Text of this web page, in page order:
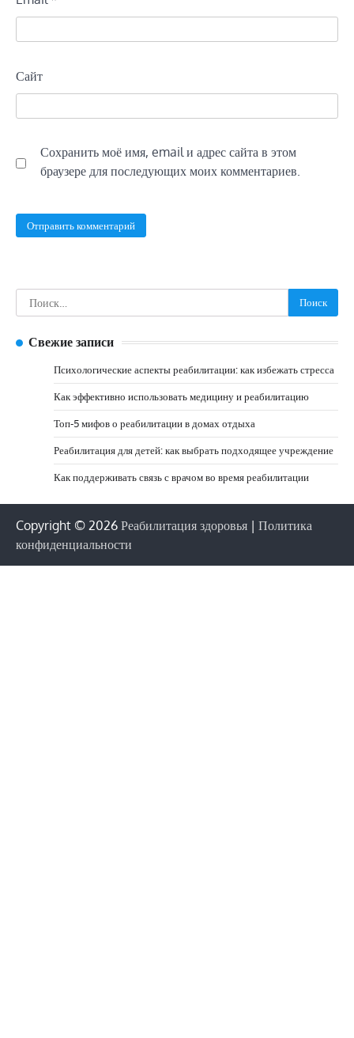
Сайт
Сохранить моё имя, email и адрес сайта в этом
браузере для последующих моих комментариев.
Найти:
Свежие записи
Психологические аспекты реабилитации: как избежать стресса
Как эффективно использовать медицину и реабилитацию
Топ-5 мифов о реабилитации в домах отдыха
Реабилитация для детей: как выбрать подходящее учреждение
Как поддерживать связь с врачом во время реабилитации
Copyright © 2026 Реабилитация здоровья | Политика
конфиденциальности